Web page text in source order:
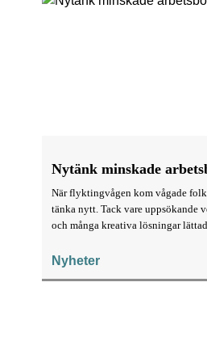
Nytänk minskade
När flyktingvågen kom vågade
tänka nytt. Tack vare uppsökande
och många kreativa lösningar
Nyheter